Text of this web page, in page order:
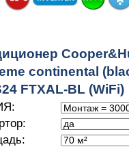
continental
FTXAL-BL (WiFi)